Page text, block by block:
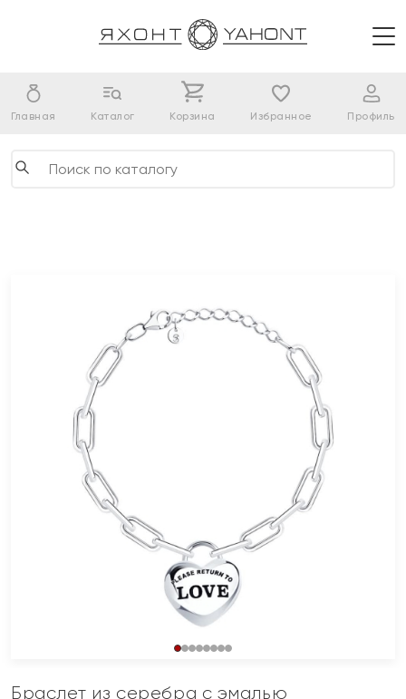
Главная Каталог Корзина Избранное Профиль
Браслет из серебра с эмалью